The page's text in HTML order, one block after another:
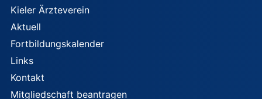
Kieler Ärzteverein
Aktuell
Fortbildungskalender
Links
Kontakt
Mitgliedschaft beantragen